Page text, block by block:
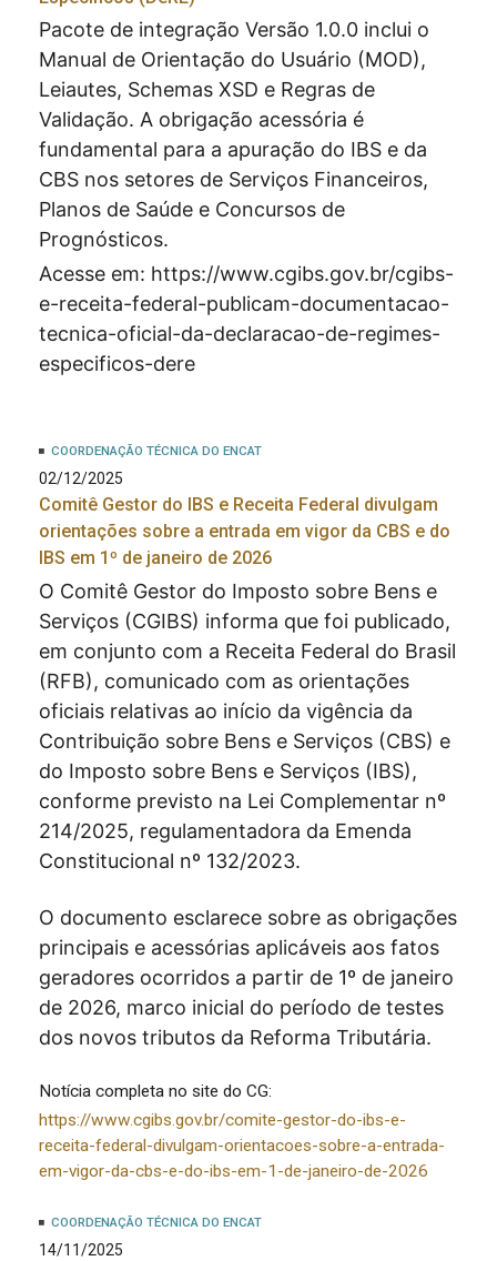
Pacote de integração Versão 1.0.0 inclui o
Manual de Orientação do Usuário (MOD),
Leiautes, Schemas XSD e Regras de
Validação. A obrigação acessória é
fundamental para a apuração do IBS e da
CBS nos setores de Serviços Financeiros,
Planos de Saúde e Concursos de
Prognósticos.
Acesse em: https://www.cgibs.gov.br/cgibs-
e-receita-federal-publicam-documentacao-
tecnica-oficial-da-declaracao-de-regimes-
especificos-dere
COORDENAÇÃO TÉCNICA DO ENCAT
02/12/2025
Comitê Gestor do IBS e Receita Federal divulgam
orientações sobre a entrada em vigor da CBS e do
IBS em 1º de janeiro de 2026
O Comitê Gestor do Imposto sobre Bens e
Serviços (CGIBS) informa que foi publicado,
em conjunto com a Receita Federal do Brasil
(RFB), comunicado com as orientações
oficiais relativas ao início da vigência da
Contribuição sobre Bens e Serviços (CBS) e
do Imposto sobre Bens e Serviços (IBS),
conforme previsto na Lei Complementar nº
214/2025, regulamentadora da Emenda
Constitucional nº 132/2023.
O documento esclarece sobre as obrigações
principais e acessórias aplicáveis aos fatos
geradores ocorridos a partir de 1º de janeiro
de 2026, marco inicial do período de testes
dos novos tributos da Reforma Tributária.
Notícia completa no site do CG:
https://www.cgibs.gov.br/comite-gestor-do-ibs-e-
receita-federal-divulgam-orientacoes-sobre-a-entrada-
em-vigor-da-cbs-e-do-ibs-em-1-de-janeiro-de-2026
COORDENAÇÃO TÉCNICA DO ENCAT
14/11/2025